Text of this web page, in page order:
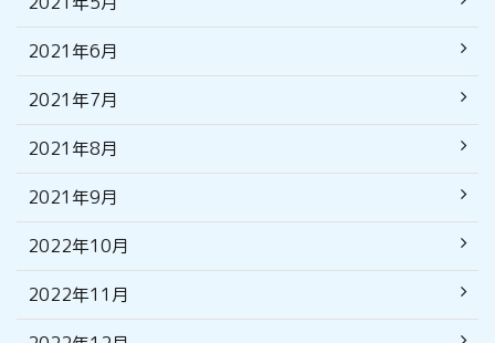
2021年6月
2021年7月
2021年8月
2021年9月
2022年10月
2022年11月